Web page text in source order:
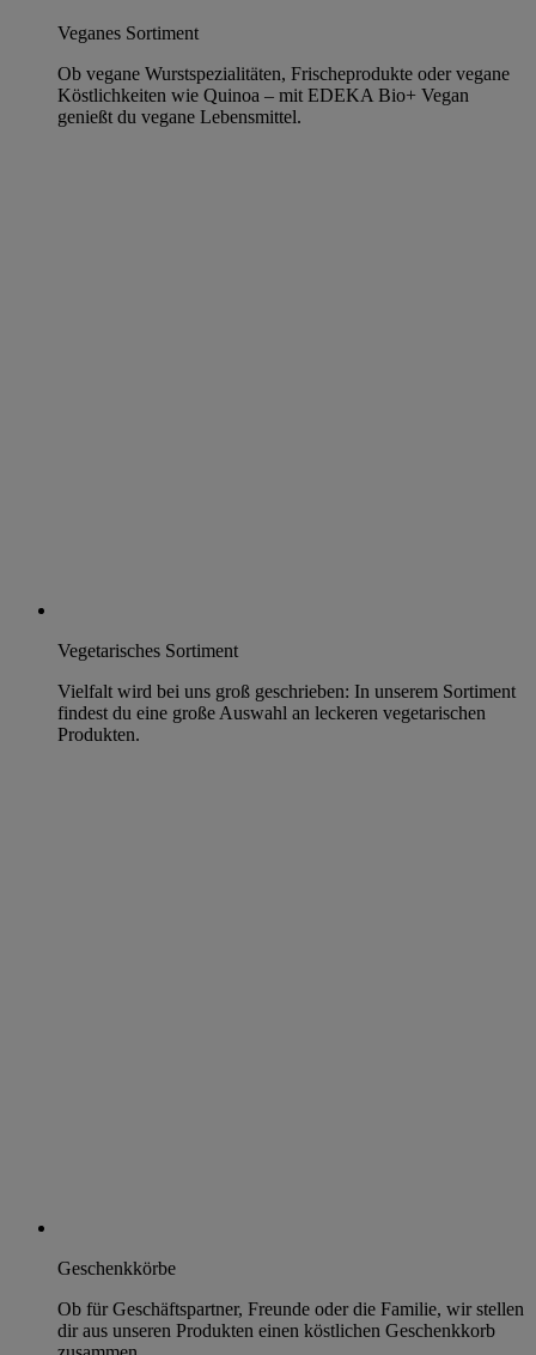
Veganes Sortiment
Ob vegane Wurstspezialitäten, Frischeprodukte oder vegane
Köstlichkeiten wie Quinoa – mit EDEKA Bio+ Vegan
genießt du vegane Lebensmittel.
Vegetarisches Sortiment
Vielfalt wird bei uns groß geschrieben: In unserem Sortiment
findest du eine große Auswahl an leckeren vegetarischen
Produkten.
Geschenkkörbe
Ob für Geschäftspartner, Freunde oder die Familie, wir stellen
dir aus unseren Produkten einen köstlichen Geschenkkorb